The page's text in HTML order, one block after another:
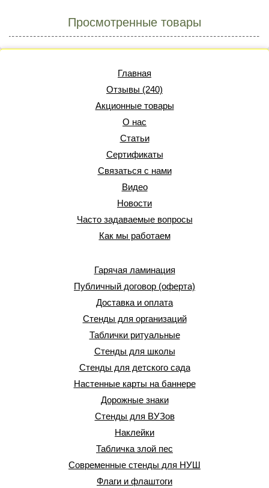
Просмотренные товары
Главная
Отзывы (240)
Акционные товары
О нас
Статьи
Сертификаты
Связаться с нами
Видео
Новости
Часто задаваемые вопросы
Как мы работаем
Гарячая ламинация
Публичный договор (оферта)
Доставка и оплата
Стенды для организаций
Таблички ритуальные
Стенды для школы
Стенды для детского сада
Настенные карты на баннере
Дорожные знаки
Стенды для ВУЗов
Наклейки
Табличка злой пес
Современные стенды для НУШ
Флаги и флаштоги